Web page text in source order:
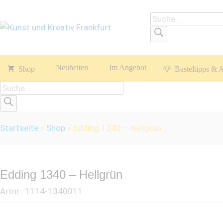
Products
search
Shop Neuheiten Im Angebot Basteltipps &
Products
search
Startseite » Shop » Edding 1340 – Hellgrün
Edding 1340 – Hellgrün
Artnr.: 1114-1340011